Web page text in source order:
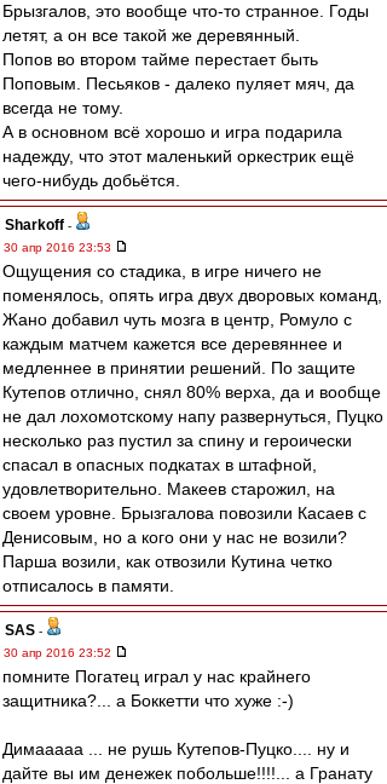
Брызгалов, это вообще что-то странное. Годы
летят, а он все такой же деревянный.
Попов во втором тайме перестает быть
Поповым. Песьяков - далеко пуляет мяч, да
всегда не тому.
А в основном всё хорошо и игра подарила
надежду, что этот маленький оркестрик ещё
чего-нибудь добьётся.
Sharkoff -
30 апр 2016 23:53
Ощущения со стадика, в игре ничего не
поменялось, опять игра двух дворовых команд,
Жано добавил чуть мозга в центр, Ромуло с
каждым матчем кажется все деревяннее и
медленнее в принятии решений. По защите
Кутепов отлично, снял 80% верха, да и вообще
не дал лохомотскому напу развернуться, Пуцко
несколько раз пустил за спину и героически
спасал в опасных подкатах в штафной,
удовлетворительно. Макеев старожил, на
своем уровне. Брызгалова повозили Касаев с
Денисовым, но а кого они у нас не возили?
Парша возили, как отвозили Кутина четко
отписалось в памяти.
SAS -
30 апр 2016 23:52
помните Погатец играл у нас крайнего
защитника?... а Боккетти что хуже :-)
Димааааа ... не рушь Кутепов-Пуцко.... ну и
дайте вы им денежек побольше!!!!... а Гранату